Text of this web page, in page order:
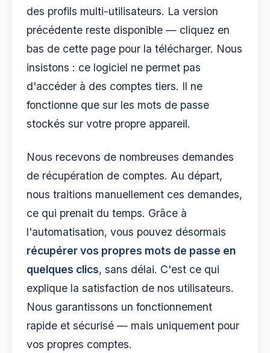
des profils multi-utilisateurs. La version
précédente reste disponible — cliquez en
bas de cette page pour la télécharger. Nous
insistons : ce logiciel ne permet pas
d'accéder à des comptes tiers. Il ne
fonctionne que sur les mots de passe
stockés sur votre propre appareil.
Nous recevons de nombreuses demandes
de récupération de comptes. Au départ,
nous traitions manuellement ces demandes,
ce qui prenait du temps. Grâce à
l'automatisation, vous pouvez désormais
récupérer vos propres mots de passe en
quelques clics, sans délai. C'est ce qui
explique la satisfaction de nos utilisateurs.
Nous garantissons un fonctionnement
rapide et sécurisé — mais uniquement pour
vos propres comptes.